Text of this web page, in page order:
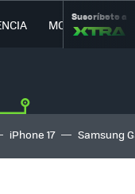
MOVILIDAD
Suscríbete a
iPhone 17 Samsung